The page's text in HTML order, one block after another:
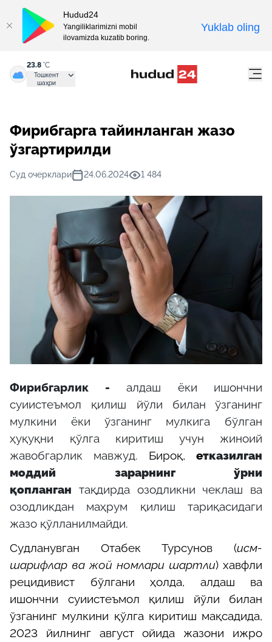
23.8 °C
Тошкент
шаҳри
Фирибгарга тайинланган жазо
ўзгартирилди
Суд очерклари 24.06.2024 1 484
Фирибгарлик - алдаш ёки ишончни
суиистеъмол қилиш йўли билан ўзганинг
мулкини ёки ўзганинг мулкига бўлган
ҳуқуқни қўлга киритиш учун жиноий
жавобгарлик мавжуд. Бироқ, етказилган
моддий зарарнинг ўрни
қопланган тақдирда озодликни чеклаш ва
озодликдан маҳрум қилиш тариқасидаги
жазо қўлланилмайди.
Судланувган Отабек Турсунов (исм-
шарифлар ва жой номлари шартли) хавфли
рецидивист бўлгани ҳолда, алдаш ва
ишончни суиистеъмол қилиш йўли билан
ўзганинг мулкини қўлга киритиш мақсадида,
2023 йилнинг август ойида жазони ижро
Hudud24
Yangiliklarimizni mobil
ilovamizda kuzatib boring.
Yuklab oling